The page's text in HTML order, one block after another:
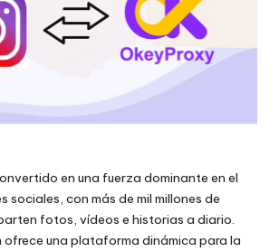
en una fuerza dominante en el
sociales, con más de mil millones de
fotos, vídeos e historias a diario.
ofrece una plataforma dinámica para la